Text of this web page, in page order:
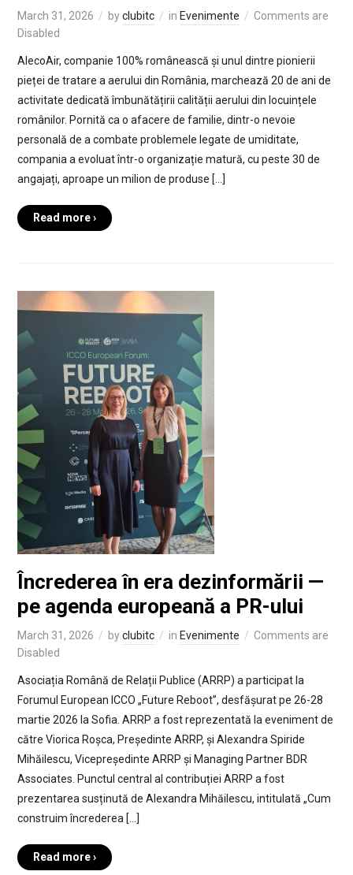
March 31, 2026 byclubitc in Evenimente
Comments are
Disabled
AlecoAir, companie 100% românească și unul dintre pionierii
pieței de tratare a aerului din România, marchează 20 de ani de
activitate dedicată îmbunătățirii calității aerului din locuințele
românilor. Pornită ca o afacere de familie, dintr-o nevoie
personală de a combate problemele legate de umiditate,
compania a evoluat într-o organizație matură, cu peste 30 de
angajați, aproape un milion de produse […]
Read more ›
Încrederea în era dezinformării —
pe agenda europeană a PR-ului
March 31, 2026 byclubitc in Evenimente
Comments are
Disabled
Asociația Română de Relații Publice (ARRP) a participat la
Forumul European ICCO „Future Reboot”, desfășurat pe 26-28
martie 2026 la Sofia. ARRP a fost reprezentată la eveniment de
către Viorica Roșca, Președinte ARRP, și Alexandra Spiride
Mihăilescu, Vicepreședinte ARRP și Managing Partner BDR
Associates. Punctul central al contribuției ARRP a fost
prezentarea susținută de Alexandra Mihăilescu, intitulată „Cum
construim încrederea […]
Read more ›